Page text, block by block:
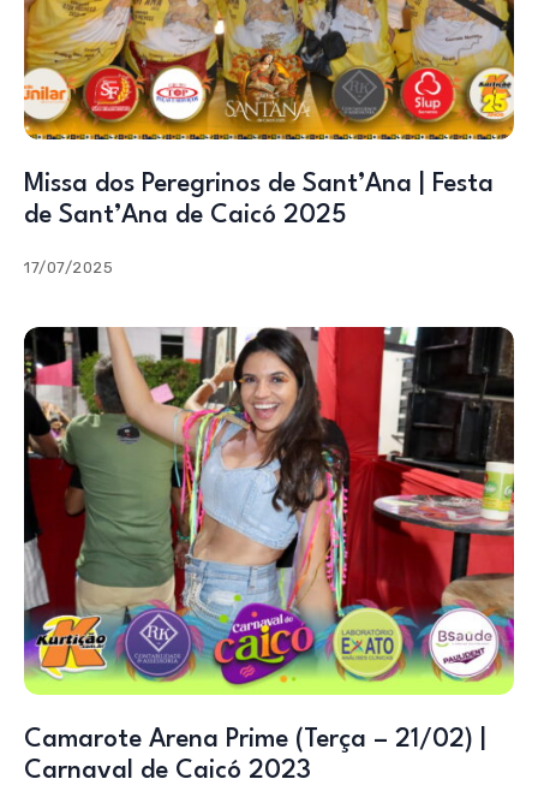
Missa dos Peregrinos de Sant’Ana | Festa
de Sant’Ana de Caicó 2025
17/07/2025
Camarote Arena Prime (Terça – 21/02) |
Carnaval de Caicó 2023